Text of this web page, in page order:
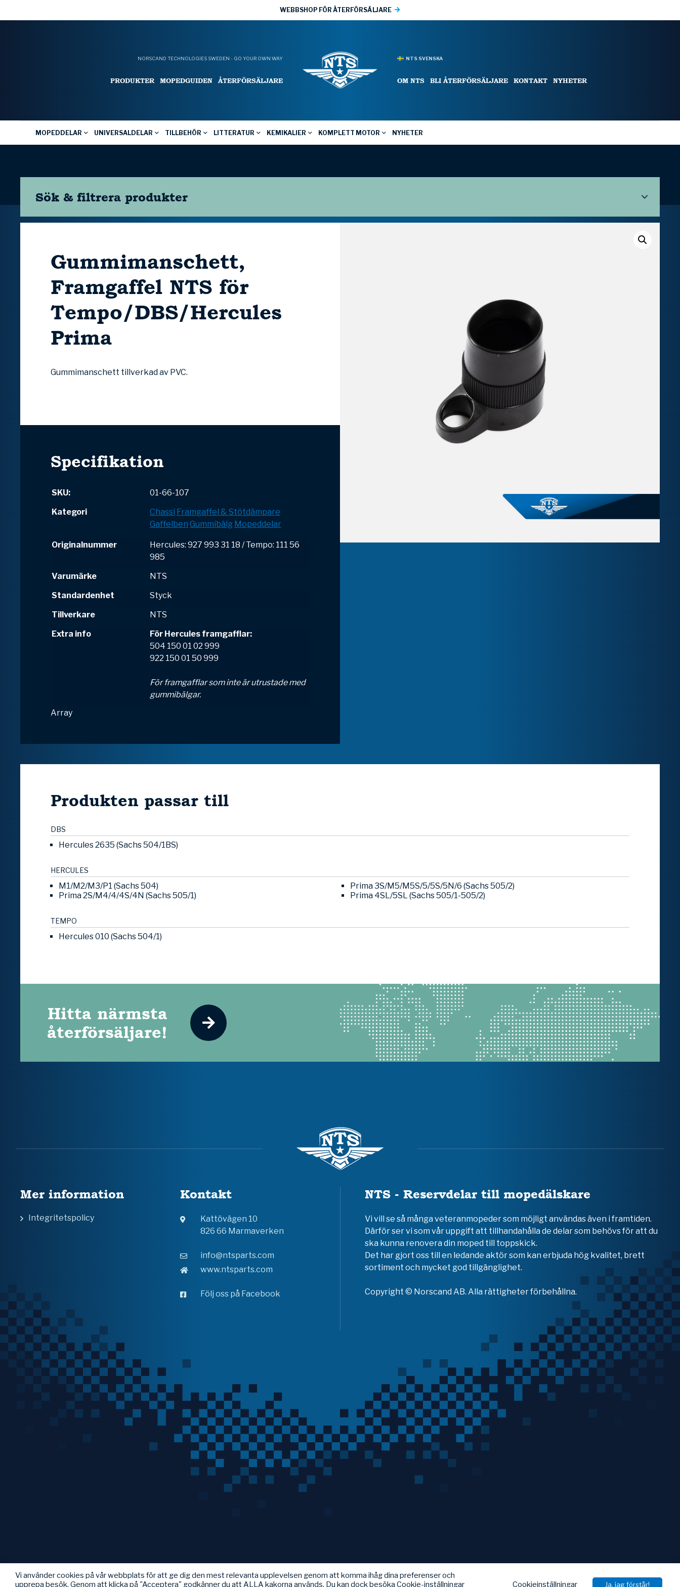
WEBBSHOP FÖR ÅTERFÖRSÄLJARE
NORSCAND TECHNOLOGIES SWEDEN - GO YOUR OWN WAY
PRODUKTER MOPEDGUIDEN ÅTERFÖRSÄLJARE
NTS SVENSKA
OM NTS BLI ÅTERFÖRSÄLJARE KONTAKT NYHETER
MOPEDDELAR UNIVERSALDELAR TILLBEHÖR LITTERATUR KEMIKALIER KOMPLETT MOTOR NYHETER
Sök & filtrera produkter
Gummimanschett,
Framgaffel NTS för
Tempo/DBS/Hercules
Prima
Gummimanschett tillverkad av PVC.
Specifikation
SKU:
01-66-107
Kategori
Chassi Framgaffel & Stötdämpare
Gaffelben Gummibälg Mopeddelar
Originalnummer
Hercules: 927 993 31 18 / Tempo: 111 56
985
Varumärke
NTS
Standardenhet
Styck
Tillverkare
NTS
Extra info
För Hercules framgafflar:
504 150 01 02 999
922 150 01 50 999
För framgafflar som inte är utrustade med
gummibälgar.
Array
Produkten passar till
DBS
Hercules 2635 (Sachs 504/1BS)
HERCULES
M1/M2/M3/P1 (Sachs 504)
Prima 2S/M4/4/4S/4N (Sachs 505/1)
Prima 3S/M5/M5S/5/5S/5N/6 (Sachs 505/2)
Prima 4SL/5SL (Sachs 505/1-505/2)
TEMPO
Hercules 010 (Sachs 504/1)
Hitta närmsta
återförsäljare!
Mer information
Integritetspolicy
Kontakt
Kattövägen 10
826 66 Marmaverken
info@ntsparts.com
www.ntsparts.com
Följ oss på Facebook
NTS - Reservdelar till mopedälskare
Vi vill se så många veteranmopeder som möjligt användas även i framtiden.
Därför ser vi som vår uppgift att tillhandahålla de delar som behövs för att du
ska kunna renovera din moped till toppskick.
Det har gjort oss till en ledande aktör som kan erbjuda hög kvalitet, brett
sortiment och mycket god tillgänglighet.
Copyright © Norscand AB. Alla rättigheter förbehållna.
Vi använder cookies på vår webbplats för att ge dig den mest relevanta upplevelsen genom att komma ihåg dina preferenser och
upprepa besök. Genom att klicka på "Acceptera" godkänner du att ALLA kakorna används. Du kan dock besöka Cookie-inställningar
Cookieinställningar Ja, jag förstår!